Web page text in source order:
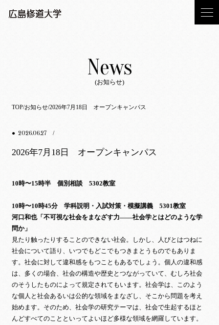
News
(お知らせ)
TOP お知らせ 2026年7月18日 オープンキャンパス
● 2026.06.27 /
2026年7月18日 オープンキャンパス
10時〜15時半 個別相談 5302教室
10時〜10時45分 学科説明・入試対策・模擬講義 5301教室
河口和也「不可視な社会をまなざす力——社会学とはどのような学
問か」
見たり触ったりすることのできない社会。しかし、人びとはつねに
社会について語り、いつでもどこでもつきまとうものでもありま
す。社会に対して違和感をもつこともあるでしょう。個人の違和感
は、多くの場合、社会の構造や歴史とつながっていて、むしろ社会
のそうしたものによって規定されてもいます。社会学は、このよう
な個人と社会あるいは公的な領域をまなざし、そこから問題を考え
始めます。そのため、社会学の研究テーマは、社会で生起するほと
んどすべてのことといってよいほど多様な領域を網羅しています。